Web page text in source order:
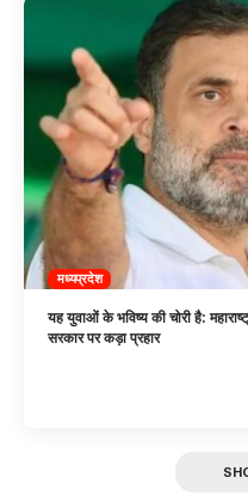
मध्यप्रदेश
यह युवाओं के भविष्य की चोरी है:
सरकार पर कड़ा प्रहार